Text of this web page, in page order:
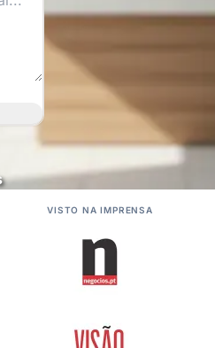
VISTO NA IMPRENSA